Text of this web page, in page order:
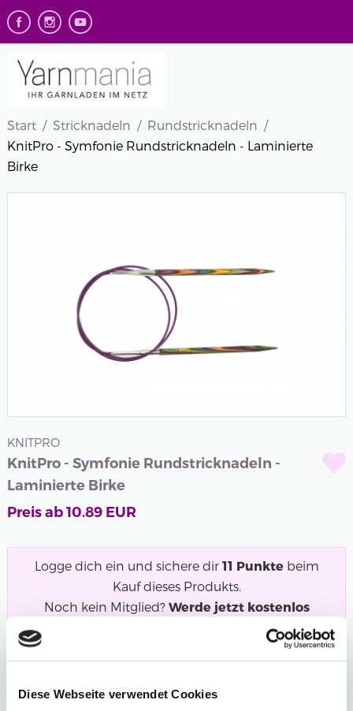
Diese Webseite verwendet Cookies
Start Stricknadeln
Rundstricknadeln
KnitPro - Symfonie Rundstricknadeln - Laminierte
Birke
KNITPRO
KnitPro - Symfonie Rundstricknadeln -
Laminierte Birke
Preis ab10.89EUR
Logge dich ein und sichere dir 11 Punktebeim
Kauf dieses Produkts.
Noch kein Mitglied? Werde jetzt kostenlos
Mitglied und starte mit dem Punktesammeln!
Symfonie Rundstricknadeln in Regenbogenfarben aus